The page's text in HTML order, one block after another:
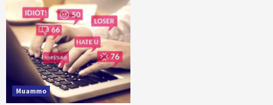
Muammo